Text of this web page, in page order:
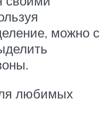
можно с
любимых